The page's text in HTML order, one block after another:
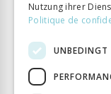
Nutzung ihrer
Politique de
UNBEDINGT